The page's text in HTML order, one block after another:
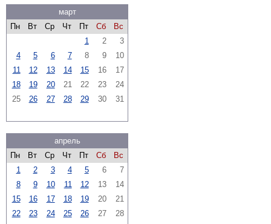
март
Пн
Вт Ср Чт Пт Сб
Вс
1
2
3
4
5 6 7 8 9
10
11
12 13 14 15 16
17
18
19 20 21 22 23
24
25
26 27 28 29 30 31
апрель
Пн
Вт Ср Чт Пт Сб
Вс
1
2 3 4 5 6
7
8
9 10 11 12 13
14
15
16 17 18 19 20
21
22
23 24 25 26 27
28